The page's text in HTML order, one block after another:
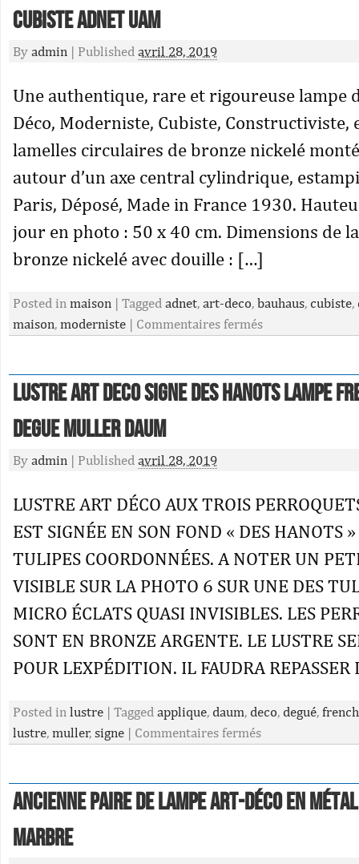
CUBISTE Adnet UAM
By admin | Published avril 28, 2019
Une authentique, rare et rigoureuse lampe
Déco, Moderniste, Cubiste, Constructiviste,
lamelles circulaires de bronze nickelé
autour d’un axe central cylindrique,
Paris, Déposé, Made in France 1930.
jour en photo : 50 x 40 cm. Dimensions de
bronze nickelé avec douille : […]
Posted in maison | Tagged adnet, art-deco, bauhaus, cubiste,
maison, moderniste | Commentaires fermés
Lustre Art Deco Signe Des Hanots Lampe
Degue Muller Daum
By admin | Published avril 28, 2019
LUSTRE ART DÉCO AUX TROIS
EST SIGNÉE EN SON FOND « DES HANOTS
TULIPES COORDONNÉES. A NOTER UN
VISIBLE SUR LA PHOTO 6 SUR UNE DES
MICRO ÉCLATS QUASI INVISIBLES. LES
SONT EN BRONZE ARGENTE. LE LUSTRE
POUR LEXPÉDITION. IL FAUDRA
Posted in lustre | Tagged applique, daum, deco, degué, french
lustre, muller, signe | Commentaires fermés
Ancienne paire de lampe art-déco en
marbre